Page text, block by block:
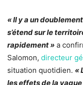
« Il y a un
s’étend sur le
rapidement » a
Salomon, directeur
situation quotidien. «
les effets de la